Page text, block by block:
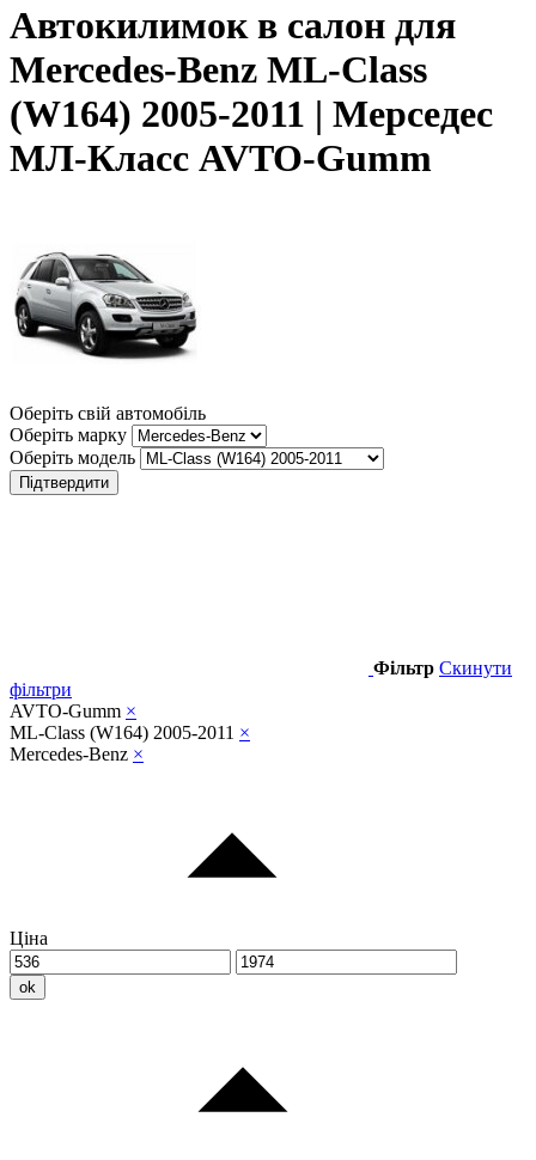
Автокилимок в салон для
Mercedes-Benz ML-Class
(W164) 2005-2011 | Мерседес
МЛ-Класс AVTO-Gumm
Оберіть свій автомобіль
Оберіть марку
Оберіть модель
Підтвердити
Фільтр Скинути
фільтри
AVTO-Gumm ×
ML-Class (W164) 2005-2011 ×
Mercedes-Benz ×
Ціна
ok